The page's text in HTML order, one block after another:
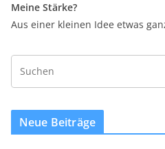
Meine Stärke?
Aus einer kleinen Idee etwas
Neue Beiträge